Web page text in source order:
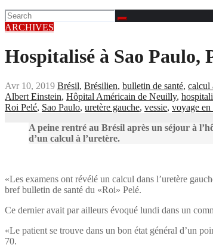
ARCHIVES
Hospitalisé à Sao Paulo,
Avr 10, 2019 Brésil, Brésilien, bulletin de santé, calcul
Albert Einstein, Hôpital Américain de Neuilly,
Roi Pelé, Sao Paulo, uretère gauche, vessie, voyage en
A peine rentré au Brésil après un séjour à
d’un calcul à l’uretère.
«Les examens ont révélé un calcul dans l’uretère
bref bulletin de santé du «Roi» Pelé.
Ce dernier avait par ailleurs évoqué lundi dans un
«Le patient se trouve dans un bon état général d’un
70.